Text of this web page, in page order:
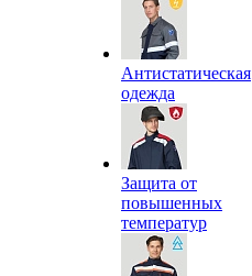
Антистатическая
одежда
Защита от
повышенных
температур